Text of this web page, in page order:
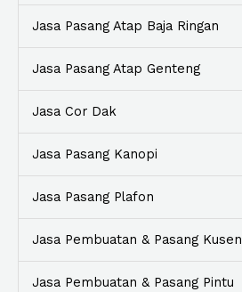
Jasa Pasang Atap Baja Ringan
Jasa Pasang Atap Genteng
Jasa Cor Dak
Jasa Pasang Kanopi
Jasa Pasang Plafon
Jasa Pembuatan & Pasang Kusen
Jasa Pembuatan & Pasang Pintu